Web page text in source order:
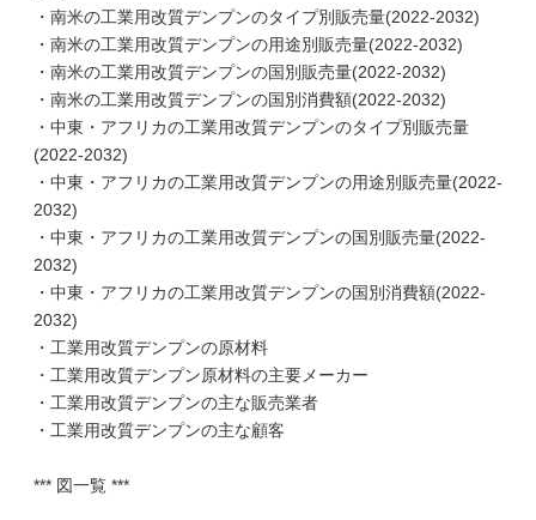
・南米の工業用改質デンプンのタイプ別販売量(2022-2032)
・南米の工業用改質デンプンの用途別販売量(2022-2032)
・南米の工業用改質デンプンの国別販売量(2022-2032)
・南米の工業用改質デンプンの国別消費額(2022-2032)
・中東・アフリカの工業用改質デンプンのタイプ別販売量
(2022-2032)
・中東・アフリカの工業用改質デンプンの用途別販売量(2022-
2032)
・中東・アフリカの工業用改質デンプンの国別販売量(2022-
2032)
・中東・アフリカの工業用改質デンプンの国別消費額(2022-
2032)
・工業用改質デンプンの原材料
・工業用改質デンプン原材料の主要メーカー
・工業用改質デンプンの主な販売業者
・工業用改質デンプンの主な顧客
*** 図一覧 ***